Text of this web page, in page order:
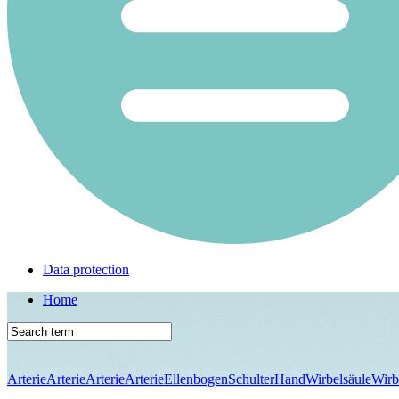
Data protection
Home
ArterieArterieArterieArterieEllenbogenSchulterHandWirbelsäule